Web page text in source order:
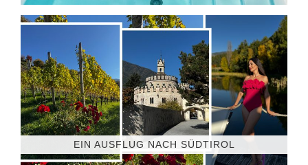
EIN AUSFLUG NACH SÜDTIROL